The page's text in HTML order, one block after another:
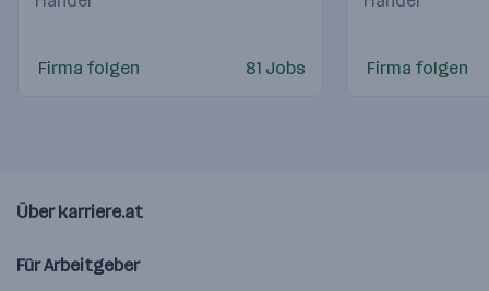
Firma folgen 81 Jobs Firma folgen
Über karriere.at
Für Arbeitgeber